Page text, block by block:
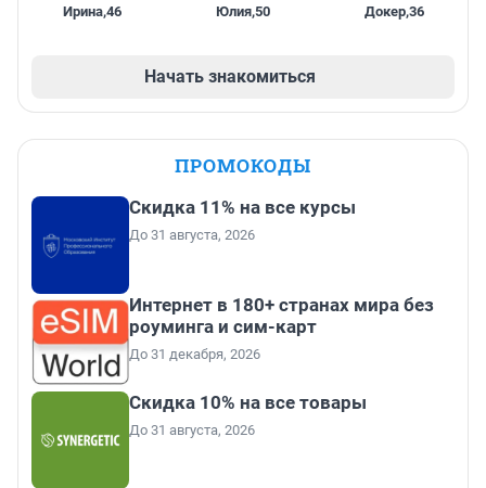
Ирина,46 Юлия,50 Докер,36
Начать знакомиться
ПРОМОКОДЫ
Скидка 11% на все курсы
До 31 августа, 2026
Интернет в 180+ странах мира без
роуминга и сим-карт
До 31 декабря, 2026
Скидка 10% на все товары
До 31 августа, 2026